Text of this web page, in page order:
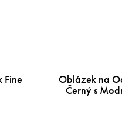
Fine
Oblázek na
Černý s